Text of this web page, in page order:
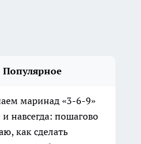
Популярное
маринад «3-6-9»
навсегда: пошагово
как сделать